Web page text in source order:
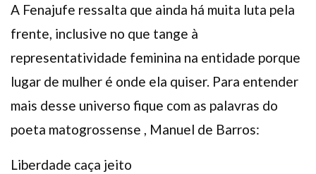
A Fenajufe ressalta que ainda há muita luta pela
frente, inclusive no que tange à
representatividade feminina na entidade porque
lugar de mulher é onde ela quiser. Para entender
mais desse universo fique com as palavras do
poeta matogrossense , Manuel de Barros:
Liberdade caça jeito